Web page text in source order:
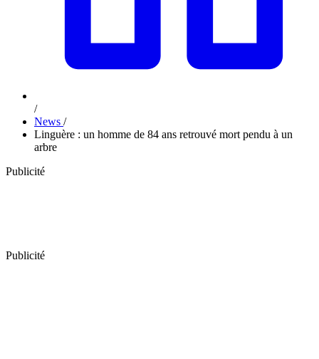
/
News /
Linguère : un homme de 84 ans retrouvé mort pendu à un
arbre
Publicité
Publicité